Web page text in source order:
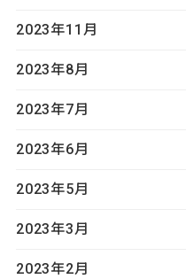
2023年11月
2023年8月
2023年7月
2023年6月
2023年5月
2023年3月
2023年2月